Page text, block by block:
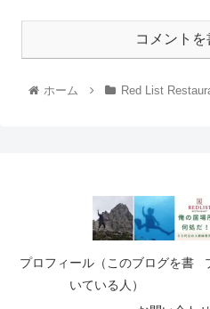
コメント
ホーム Red List
プロフィール（このブログを書
いている人）